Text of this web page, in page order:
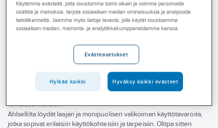
Myymälät
Tapahtumat
Artikkelit
Ahlsell Tuotteet Käyttötavarat
Säilytys, nostaminen ja käsittely
Pehmeät nostimet ja sitojat
Muut pehmeät nostimet ja sitojat
Muut pehmeät nostimet ja sitojat
kiinteistönhoitoon?
Ahlsellilta löydät laajan ja monipuolisen valikoiman käyttötavaroita,
jotka sopivat erilaisiin käyttökohteisiin ja tarpeisiin. Olitpa sitten
Käytämme evästeitä, jotta sivustomme toimii oikein ja voimme personoida
sisältöä ja mainoksia, tarjota sosiaalisen median ominaisuuksia ja analysoida
tietoliikennettä. Jaamme myös tietoja tavasta, jolla käytät sivustoamme
sosiaalisen median, mainonta- ja analytiikkakumppaneidemme kanssa.
Evästeasetukset
Hylkää kaikki Hyväksy kaikki evästeet